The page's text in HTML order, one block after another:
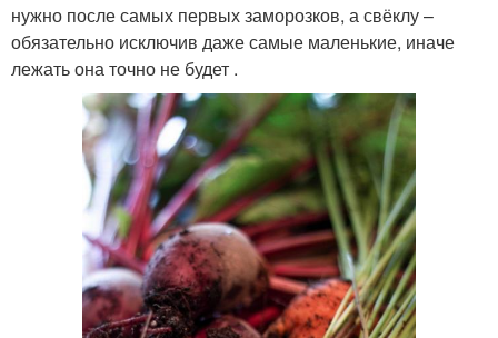
нужно после самых первых заморозков, а свёклу –
обязательно исключив даже самые маленькие, иначе
лежать она точно не будет .